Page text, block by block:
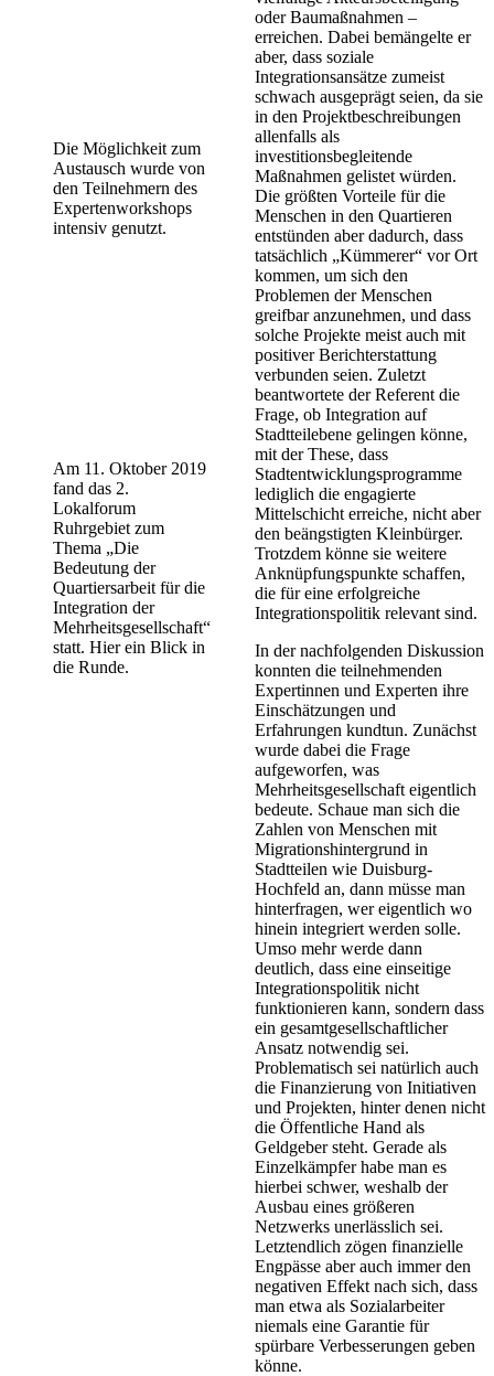
Die Möglichkeit zum
Austausch wurde von
den Teilnehmern des
Expertenworkshops
intensiv genutzt.
Am 11. Oktober 2019
fand das 2.
Lokalforum
Ruhrgebiet zum
Thema „Die
Bedeutung der
Quartiersarbeit für die
Integration der
Mehrheitsgesellschaft“
statt. Hier ein Blick in
die Runde.
oder Baumaßnahmen –
erreichen. Dabei bemängelte er
aber, dass soziale
Integrationsansätze zumeist
schwach ausgeprägt seien, da sie
in den Projektbeschreibungen
allenfalls als
investitionsbegleitende
Maßnahmen gelistet würden.
Die größten Vorteile für die
Menschen in den Quartieren
entstünden aber dadurch, dass
tatsächlich „Kümmerer“ vor Ort
kommen, um sich den
Problemen der Menschen
greifbar anzunehmen, und dass
solche Projekte meist auch mit
positiver Berichterstattung
verbunden seien. Zuletzt
beantwortete der Referent die
Frage, ob Integration auf
Stadtteilebene gelingen könne,
mit der These, dass
Stadtentwicklungsprogramme
lediglich die engagierte
Mittelschicht erreiche, nicht aber
den beängstigten Kleinbürger.
Trotzdem könne sie weitere
Anknüpfungspunkte schaffen,
die für eine erfolgreiche
Integrationspolitik relevant sind.
In der nachfolgenden Diskussion
konnten die teilnehmenden
Expertinnen und Experten ihre
Einschätzungen und
Erfahrungen kundtun. Zunächst
wurde dabei die Frage
aufgeworfen, was
Mehrheitsgesellschaft eigentlich
bedeute. Schaue man sich die
Zahlen von Menschen mit
Migrationshintergrund in
Stadtteilen wie Duisburg-
Hochfeld an, dann müsse man
hinterfragen, wer eigentlich wo
hinein integriert werden solle.
Umso mehr werde dann
deutlich, dass eine einseitige
Integrationspolitik nicht
funktionieren kann, sondern dass
ein gesamtgesellschaftlicher
Ansatz notwendig sei.
Problematisch sei natürlich auch
die Finanzierung von Initiativen
und Projekten, hinter denen nicht
die Öffentliche Hand als
Geldgeber steht. Gerade als
Einzelkämpfer habe man es
hierbei schwer, weshalb der
Ausbau eines größeren
Netzwerks unerlässlich sei.
Letztendlich zögen finanzielle
Engpässe aber auch immer den
negativen Effekt nach sich, dass
man etwa als Sozialarbeiter
niemals eine Garantie für
spürbare Verbesserungen geben
könne.